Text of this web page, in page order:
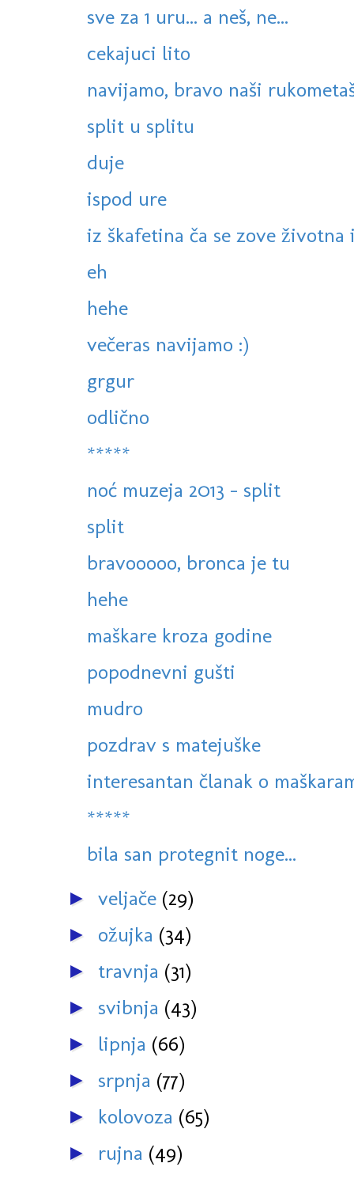
sve za 1 uru... a neš, ne...
cekajuci lito
navijamo, bravo naši
split u splitu
duje
ispod ure
iz škafetina ča se zove životna
eh
hehe
večeras navijamo :)
grgur
odlično
*****
noć muzeja 2013 - split
split
bravooooo, bronca je tu
hehe
maškare kroza godine
popodnevni gušti
mudro
pozdrav s matejuške
interesantan članak o
*****
bila san protegnit noge...
► veljače (29)
► ožujka (34)
► travnja (31)
► svibnja (43)
► lipnja (66)
► srpnja (77)
► kolovoza (65)
► rujna (49)